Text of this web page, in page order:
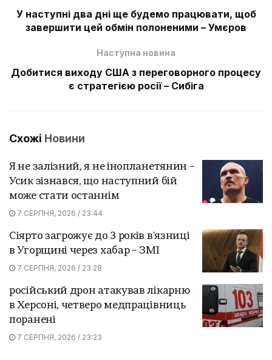
У наступні два дні ще будемо працювати, щоб
завершити цей обмін полоненими – Умєров
Наступна новина
Добитися виходу США з переговорного процесу
є стратегією росії – Сибіга
Схожі Новини
Я не залізний, я не інопланетянин –
Усик зізнався, що наступний бій
може стати останнім
7 СЕРПНЯ, 2026 / 23:44
Сіярто загрожує до 3 років в'язниці
в Угорщині через хабар – ЗМІ
7 СЕРПНЯ, 2026 / 23:28
російський дрон атакував лікарню
в Херсоні, четверо медпрацівниць
поранені
7 СЕРПНЯ, 2026 / 23:23